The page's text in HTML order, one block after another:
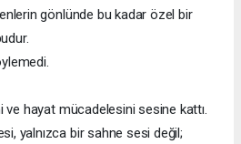
gönlünde bu kadar özel bir
ve hayat mücadelesini sesine kattı.
yalnızca bir sahne sesi değil;